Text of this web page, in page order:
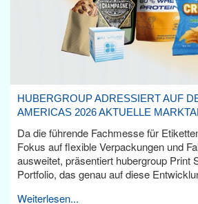
HUBERGROUP ADRESSIERT AUF
AMERICAS 2026 AKTUELLE
Da die führende Fachmesse für
Fokus auf flexible Verpackungen und
ausweitet, präsentiert hubergroup Print
Portfolio, das genau auf diese
Weiterlesen...